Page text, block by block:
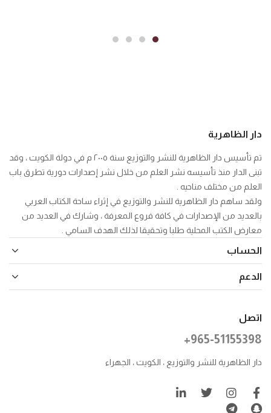
دار الظاهرية
تم تأسيس دار الظاهرية للنشر والتوزيع سنة ٢٠٠٥ م في دولة الكويت ، وقد
تبنى الدار منذ تأسيسه نشر العلم من خلال نشر إصدارات دورية تطرق باب
العلم من مختلف مناحيه .
ولقد ساهم دار الظاهرية للنشر والتوزيع في إثراء ساحة الكتاب العربي
بالعديد من الإصدارات في كافة فروع المعرفة ، وشارك في العديد من
معارض الكتب المحلية طلبا وتحقيقا لذلك الهدف السامي .
الحساب
الدعم
اتصل
+965-51155398
دار الظاهرية للنشر والتوزيع ، الكويت ، الجهراء